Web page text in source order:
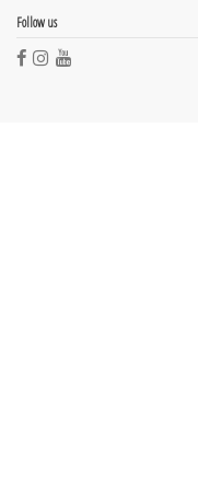
Follow us